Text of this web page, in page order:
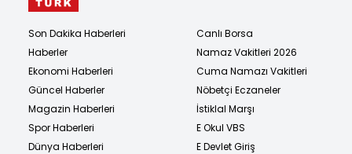
Son Dakika Haberleri
Haberler
Ekonomi Haberleri
Güncel Haberler
Magazin Haberleri
Spor Haberleri
Dünya Haberleri
Canlı Borsa
Namaz Vakitleri 2026
Cuma Namazı Vakitleri
Nöbetçi Eczaneler
İstiklal Marşı
E Okul VBS
E Devlet Giriş